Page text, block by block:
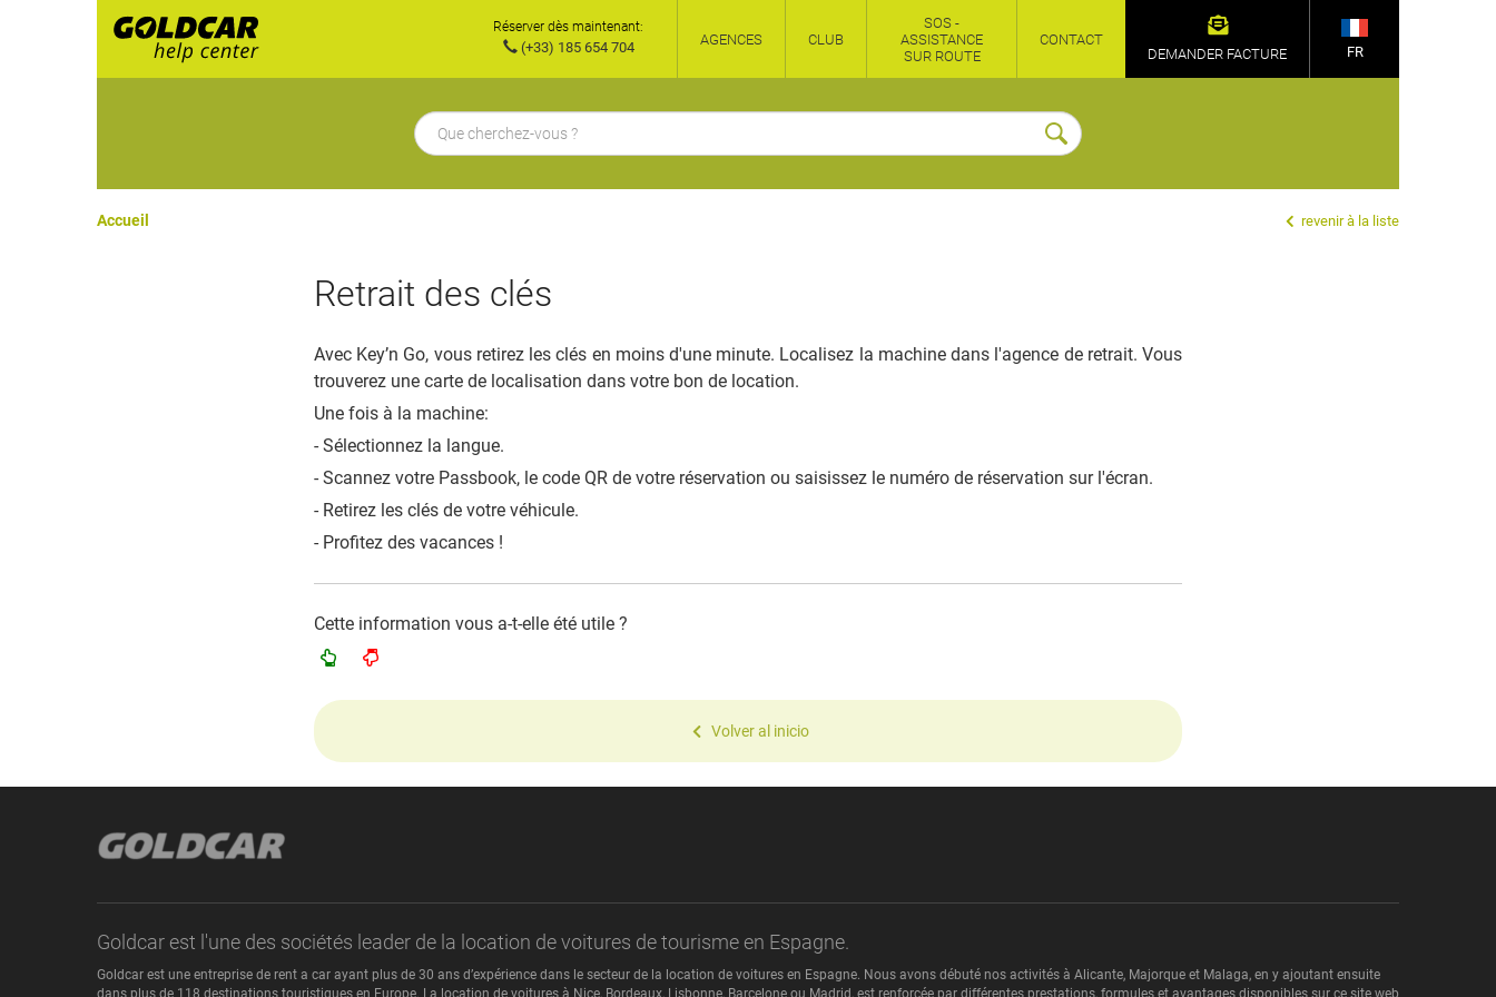
Réserver dès maintenant:
(+33) 185 654 704 AGENCES CLUB
SOS -
ASSISTANCE
SUR ROUTE
CONTACT
DEMANDER FACTURE
FR
Accueil revenir à la liste
Retrait des clés
Avec Key’n Go, vous retirez les clés en moins d'une minute. Localisez la machine dans l'agence de retrait. Vous
trouverez une carte de localisation dans votre bon de location.
Une fois à la machine:
- Sélectionnez la langue.
- Scannez votre Passbook, le code QR de votre réservation ou saisissez le numéro de réservation sur l'écran.
- Retirez les clés de votre véhicule.
- Profitez des vacances !
Cette information vous a-t-elle été utile ?
Volver al inicio
Goldcar est l'une des sociétés leader de la location de voitures de tourisme en Espagne.
Goldcar est une entreprise de rent a car ayant plus de 30 ans d’expérience dans le secteur de la location de voitures en Espagne. Nous avons débuté nos activités à Alicante, Majorque et Malaga, en y ajoutant ensuite
dans plus de 118 destinations touristiques en Europe. La location de voitures à Nice, Bordeaux, Lisbonne, Barcelone ou Madrid, est renforcée par différentes prestations, formules et avantages disponibles sur ce site web